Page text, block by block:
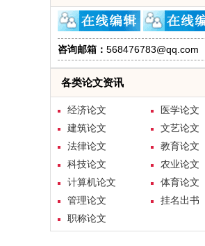
咨询邮箱： 568476783@qq.com
各类论文资讯
经济论文
医学论文
建筑论文
文艺论文
法律论文
教育论文
科技论文
农业论文
计算机论文
体育论文
管理论文
挂名出书
职称论文